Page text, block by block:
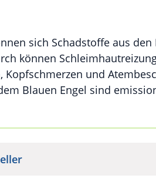
sich Schadstoffe aus
können
und
Blauen Engel sind